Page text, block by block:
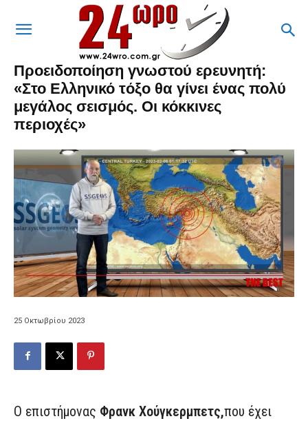
Προειδοποίηση γνωστού ερευνητή:
«Στο Ελληνικό τόξο θα γίνει ένας πολύ
μεγάλος σεισμός. Οι κόκκινες
περιοχές»
25 Οκτωβρίου 2023
Ο επιστήμονας Φρανκ Χούγκερμπετς,που έχει